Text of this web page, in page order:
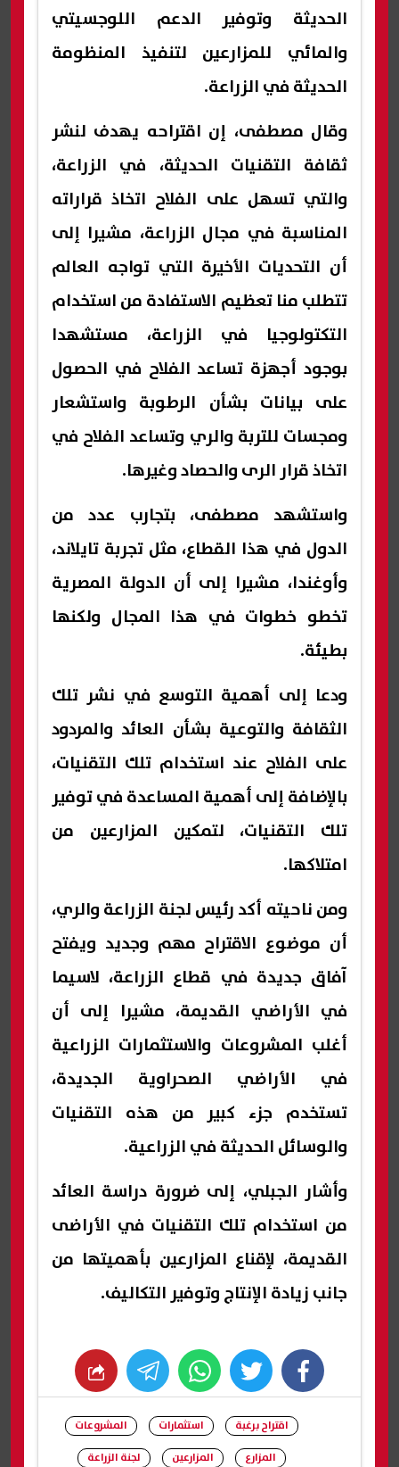
الحديثة وتوفير الدعم اللوجسيتي
والمائي للمزارعين لتنفيذ المنظومة
الحديثة في الزراعة.
وقال مصطفى، إن اقتراحه يهدف لنشر
ثقافة التقنيات الحديثة، في الزراعة،
والتي تسهل على الفلاح اتخاذ قراراته
المناسبة في مجال الزراعة، مشيرا إلى
أن التحديات الأخيرة التي تواجه العالم
تتطلب منا تعظيم الاستفادة من استخدام
التكتولوجيا في الزراعة، مستشهدا
بوجود أجهزة تساعد الفلاح في الحصول
على بيانات بشأن الرطوبة واستشعار
ومجسات للتربة والري وتساعد الفلاح في
اتخاذ قرار الرى والحصاد وغيرها.
واستشهد مصطفى، بتجارب عدد من
الدول في هذا القطاع، مثل تجربة تايلاند،
وأوغندا، مشيرا إلى أن الدولة المصرية
تخطو خطوات في هذا المجال ولكنها
بطيئة.
ودعا إلى أهمية التوسع في نشر تلك
الثقافة والتوعية بشأن العائد والمردود
على الفلاح عند استخدام تلك التقنيات،
بالإضافة إلى أهمية المساعدة في توفير
تلك التقنيات، لتمكين المزارعين من
امتلاكها.
ومن ناحيته أكد رئيس لجنة الزراعة والري،
أن موضوع الاقتراح مهم وجديد ويفتح
آفاق جديدة في قطاع الزراعة، لاسيما
في الأراضي القديمة، مشيرا إلى أن
أغلب المشروعات والاستثمارات الزراعية
في الأراضي الصحراوية الجديدة،
تستخدم جزء كبير من هذه التقنيات
والوسائل الحديثة في الزراعية.
وأشار الجبلي، إلى ضرورة دراسة العائد
من استخدام تلك التقنيات في الأراضى
القديمة، لإقناع المزارعين بأهميتها من
جانب زيادة الإنتاج وتوفير التكاليف.
facebook
twitter
whats
اقتراح برغبة استثمارات
المشروعات
المزارع
المزارعين لجنة الزراعة